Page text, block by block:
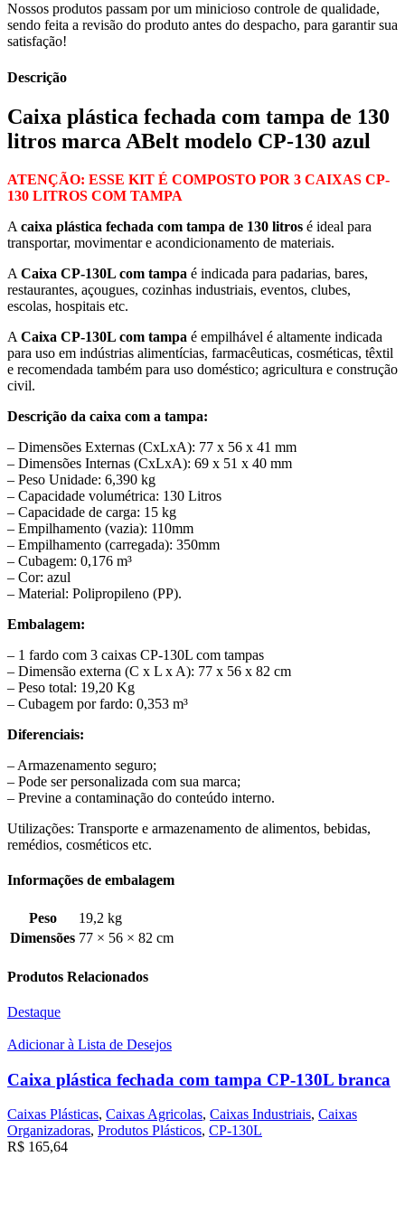
Nossos produtos passam por um minicioso controle de qualidade,
sendo feita a revisão do produto antes do despacho, para garantir sua
satisfação!
Descrição
Caixa plástica fechada com tampa de 130
litros marca ABelt modelo CP-130 azul
ATENÇÃO: ESSE KIT É COMPOSTO POR 3 CAIXAS CP-
130 LITROS COM TAMPA
A caixa plástica fechada com tampa de 130 litros é ideal para
transportar, movimentar e acondicionamento de materiais.
A Caixa CP-130L com tampa é indicada para padarias, bares,
restaurantes, açougues, cozinhas industriais, eventos, clubes,
escolas, hospitais etc.
A Caixa CP-130L com tampa é empilhável é altamente indicada
para uso em indústrias alimentícias, farmacêuticas, cosméticas, têxtil
e recomendada também para uso doméstico; agricultura e construção
civil.
Descrição da caixa com a tampa:
– Dimensões Externas (CxLxA): 77 x 56 x 41 mm
– Dimensões Internas (CxLxA): 69 x 51 x 40 mm
– Peso Unidade: 6,390 kg
– Capacidade volumétrica: 130 Litros
– Capacidade de carga: 15 kg
– Empilhamento (vazia): 110mm
– Empilhamento (carregada): 350mm
– Cubagem: 0,176 m³
– Cor: azul
– Material: Polipropileno (PP).
Embalagem:
– 1 fardo com 3 caixas CP-130L com tampas
– Dimensão externa (C x L x A): 77 x 56 x 82 cm
– Peso total: 19,20 Kg
– Cubagem por fardo: 0,353 m³
Diferenciais:
– Armazenamento seguro;
– Pode ser personalizada com sua marca;
– Previne a contaminação do conteúdo interno.
Utilizações: Transporte e armazenamento de alimentos, bebidas,
remédios, cosméticos etc.
Informações de embalagem
Peso
19,2 kg
Dimensões 77 × 56 × 82 cm
Produtos Relacionados
Destaque
Adicionar à Lista de Desejos
Caixa plástica fechada com tampa CP-130L branca
Caixas Plásticas, Caixas Agricolas, Caixas Industriais, Caixas
Organizadoras, Produtos Plásticos, CP-130L
R$ 165,64